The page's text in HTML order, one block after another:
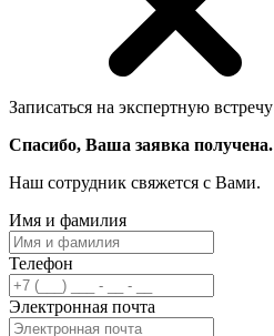
Записаться на экспертную встречу
Спасибо, Ваша заявка получена.
Наш сотрудник свяжется с Вами.
Имя и фамилия
Телефон
Электронная почта